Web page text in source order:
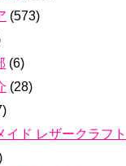
(573)
(6)
(28)
ド レザークラフト